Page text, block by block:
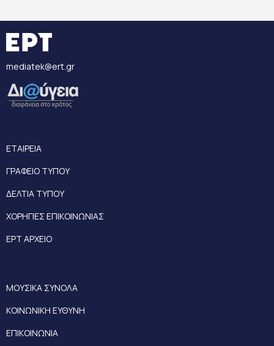
mediatek@ert.gr
ΕΤΑΙΡΕΙΑ
ΓΡΑΦΕΙΟ ΤΥΠΟΥ
ΔΕΛΤΙΑ ΤΥΠΟΥ
ΧΟΡΗΓΙΕΣ ΕΠΙΚΟΙΝΩΝΙΑΣ
ΕΡΤ ΑΡΧΕΙΟ
ΜΟΥΣΙΚΑ ΣΥΝΟΛΑ
ΚΟΙΝΩΝΙΚΗ ΕΥΘΥΝΗ
ΕΠΙΚΟΙΝΩΝΙΑ